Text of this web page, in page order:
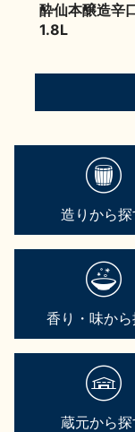
酔仙本醸造辛
1.8L
造りから探
香り・味か
蔵元から探